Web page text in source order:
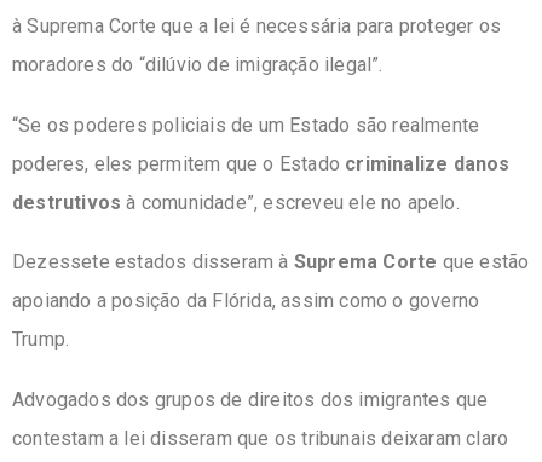
àSuprema Corte que a lei é necessária para proteger os
moradores do “dilúvio de imigração ilegal”.
“Se os poderes policiais de um Estado são realmente
poderes, eles permitem que o Estado criminalize danos
destrutivos à comunidade”, escreveu ele no apelo.
Dezessete estados disseram à Suprema Corte que estão
apoiando a posição da Flórida, assim como o governo
Trump.
Advogados dos grupos de direitos dos imigrantes que
contestam a lei disseram que os tribunais deixaram claro